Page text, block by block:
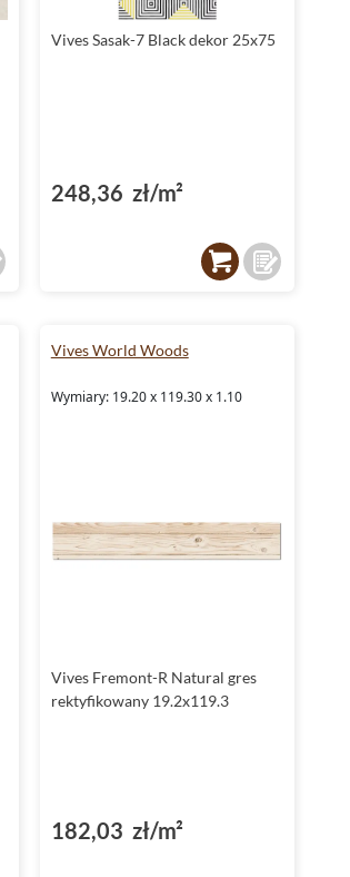
Vives Sasak-7 Black dekor 25x75
248,36 zł/m²
Vives World Woods
Wymiary: 19.20 x 119.30 x 1.10
Vives Fremont-R Natural gres
rektyfikowany 19.2x119.3
182,03 zł/m²